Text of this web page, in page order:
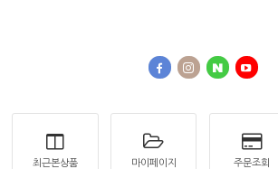
최근본상품 마이페이지 주문조회